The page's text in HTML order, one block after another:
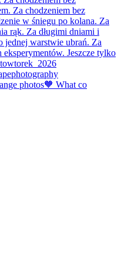
photos🧡 What co